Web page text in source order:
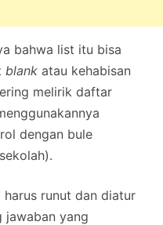
bahwa list itu bisa
blank atau kehabisan
melirik daftar
dengan bule
runut dan diatur
jawaban yang